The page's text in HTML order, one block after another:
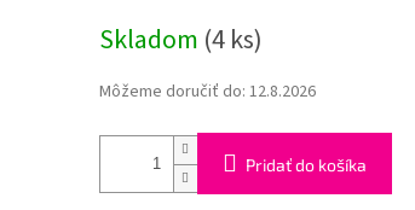
cena:
Skladom (4 ks)
Môžeme doručiť do: 12.8.2026
Pridať do košíka